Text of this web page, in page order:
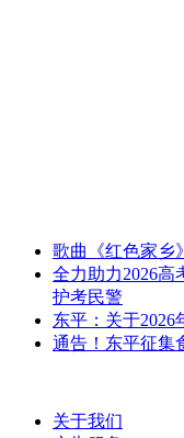
歌曲《红色家乡
全力助力2026高
护考民警
东平：关于
通告！东平征集
关于我们